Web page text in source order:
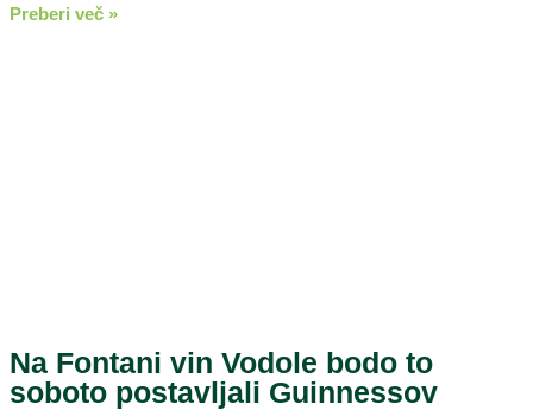
Preberi več »
Na Fontani vin Vodole bodo to
soboto postavljali Guinnessov